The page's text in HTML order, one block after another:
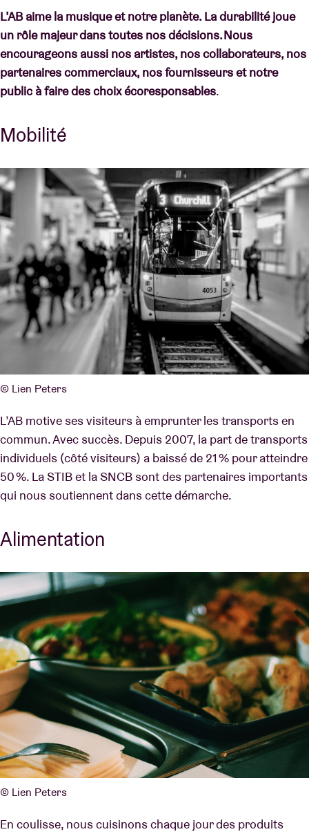
Chèque-concert
À propos de l'AB
Contact
L’AB aime la musique et notre planète. La durabilité joue
un rôle majeur dans toutes nos décisions. Nous
encourageons aussi nos artistes, nos collaborateurs, nos
partenaires commerciaux, nos fournisseurs et notre
public à faire des choix écoresponsables.
Mobilité
© Lien Peters
L’AB motive ses visiteurs à emprunter les transports en
commun. Avec succès. Depuis 2007, la part de transports
individuels (côté visiteurs) a baissé de 21 % pour atteindre
50 %. La STIB et la SNCB sont des partenaires importants
qui nous soutiennent dans cette démarche.
Alimentation
© Lien Peters
En coulisse, nous cuisinons chaque jour des produits